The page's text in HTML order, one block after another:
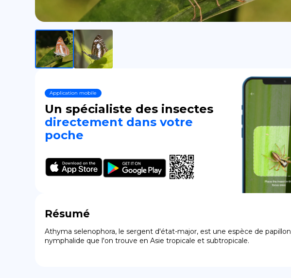
Application mobile
Un spécialiste des insectes
directement dans votre
poche
Résumé
Athyma selenophora, le sergent d'état-major, est une espèce de papillon
nymphalide que l'on trouve en Asie tropicale et subtropicale.